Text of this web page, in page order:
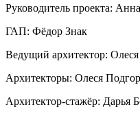
Руководитель проекта:
ГАП: Фёдор Знак
Ведущий архитектор:
Архитекторы: Олеся
Архитектор-стажёр: Дарья